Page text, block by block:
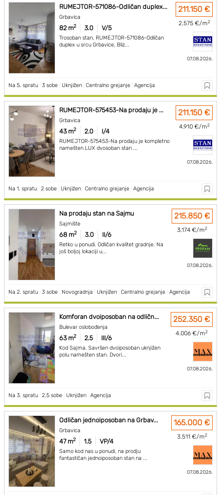
RUMEJTOR-571086-Odličan duplex...
Grbavica
82 m2 3.0 V/5
Trosoban stan, RUMEJTOR-571086-Odličan
duplex u srcu Grbavice. Bliz...
211.150 €
2.575 €/m2
07.08.2026.
Na 5. spratu 3 sobe Uknjižen Centralno grejanje Agencija
RUMEJTOR-575453-Na prodaju je ...
Grbavica
43 m2 2.0 I/4
RUMEJTOR-575453-Na prodaju je kompletno
namešten LUX dvosoban stan ...
211.150 €
4.910 €/m2
07.08.2026.
Na 1. spratu 2 sobe Uknjižen Centralno grejanje Agencija
Na prodaju stan na Sajmu
Sajmište
68 m2 3.0 II/6
Retko u ponudi. Odličan kvalitet gradnje. Na
još boljoj lokaciji u...
215.850 €
3.174 €/m2
07.08.2026.
Na 2. spratu 3 sobe Novogradnja Uknjižen Centralno grejanje Agencija
Komforan dvoiposoban na odličn...
Bulevar oslobođenja
63 m2 2.5 III/6
Kod Sajma. Savršen dvoiposoban uknjižen
polu namešten stan. Dvori...
252.350 €
4.006 €/m2
07.08.2026.
Na 3. spratu 2.5 sobe Uknjižen Agencija
Odličan jednoiposoban na Grbav...
Grbavica
47 m2 1.5 VP/4
Samo kod nas u ponudi, na prodju
fantastičan jednoiposoban stan na ...
165.000 €
3.511 €/m2
07.08.2026.